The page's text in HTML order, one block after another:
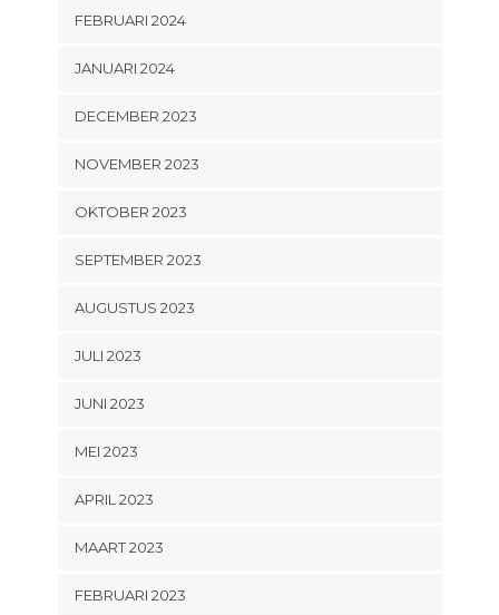
FEBRUARI 2024
JANUARI 2024
DECEMBER 2023
NOVEMBER 2023
OKTOBER 2023
SEPTEMBER 2023
AUGUSTUS 2023
JULI 2023
JUNI 2023
MEI 2023
APRIL 2023
MAART 2023
FEBRUARI 2023